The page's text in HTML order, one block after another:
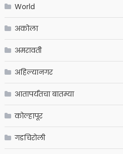
World
अकोला
अमरावती
अहिल्यानगर
आतापर्यंतचा बातम्या
कोल्हापूर
गडचिरोली